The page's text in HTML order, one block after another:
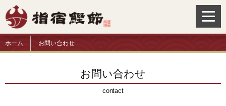
ホーム お問い合わせ
お問い合わせ
contact